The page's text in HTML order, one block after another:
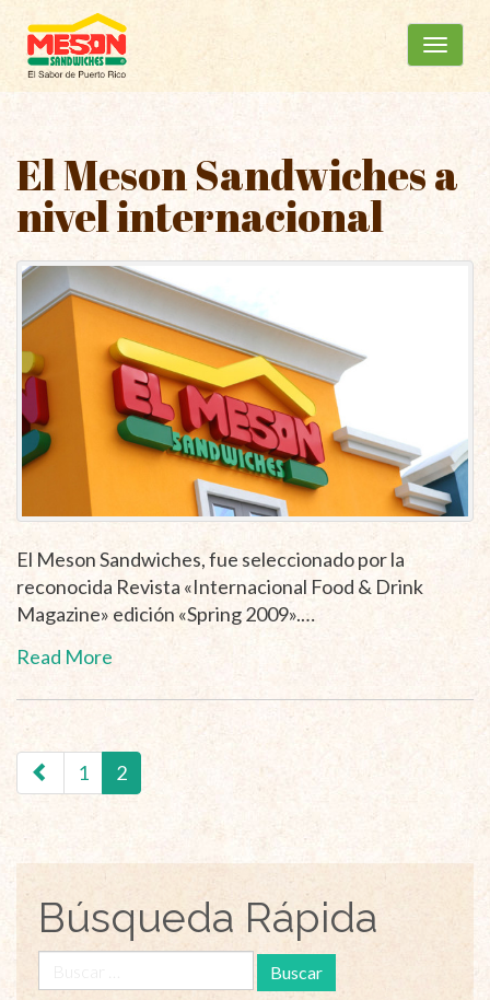
Menú
principal
contenido
El Meson Sandwiches a
nivel internacional
El Meson Sandwiches, fue seleccionado por la
reconocida Revista «Internacional Food & Drink
Magazine» edición «Spring 2009».…
Read More
Navegación
por
las
páginas
1 2
Búsqueda Rápida